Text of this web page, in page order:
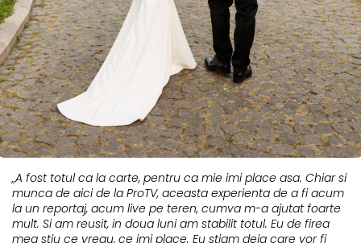
„A fost totul ca la carte, pentru ca mie imi place asa. Chiar si
munca de aici de la ProTV, aceasta experienta de a fi acum
la un reportaj, acum live pe teren, cumva m-a ajutat foarte
mult. Si am reusit, in doua luni am stabilit totul. Eu de firea
mea stiu ce vreau, ce imi place. Eu stiam deja care vor fi